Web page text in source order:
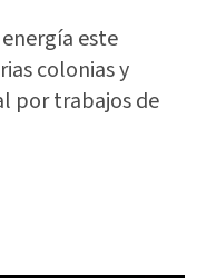
este
colonias y
por trabajos de